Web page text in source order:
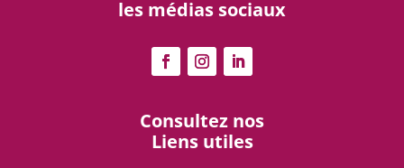
les médias sociaux
Consultez nos
Liens utiles